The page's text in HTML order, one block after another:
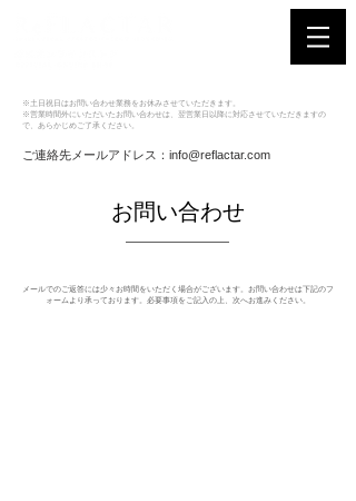
※土日祝日はお問い合わせ業務をお休みさせていただきます。
※営業時間外にいただいたお問い合わせは、翌営業日以降に対応させていただきますの
で、あらかじめご了承ください。
​​ご連絡先メールアドレス： info@reflactar.com
​お問い合わせ
メールでのご返答には少々お時間をいただく場合がございます。お問い合わせは下記のフ
ォームより承っております。必要事項をご記入の上、次へお進みください。